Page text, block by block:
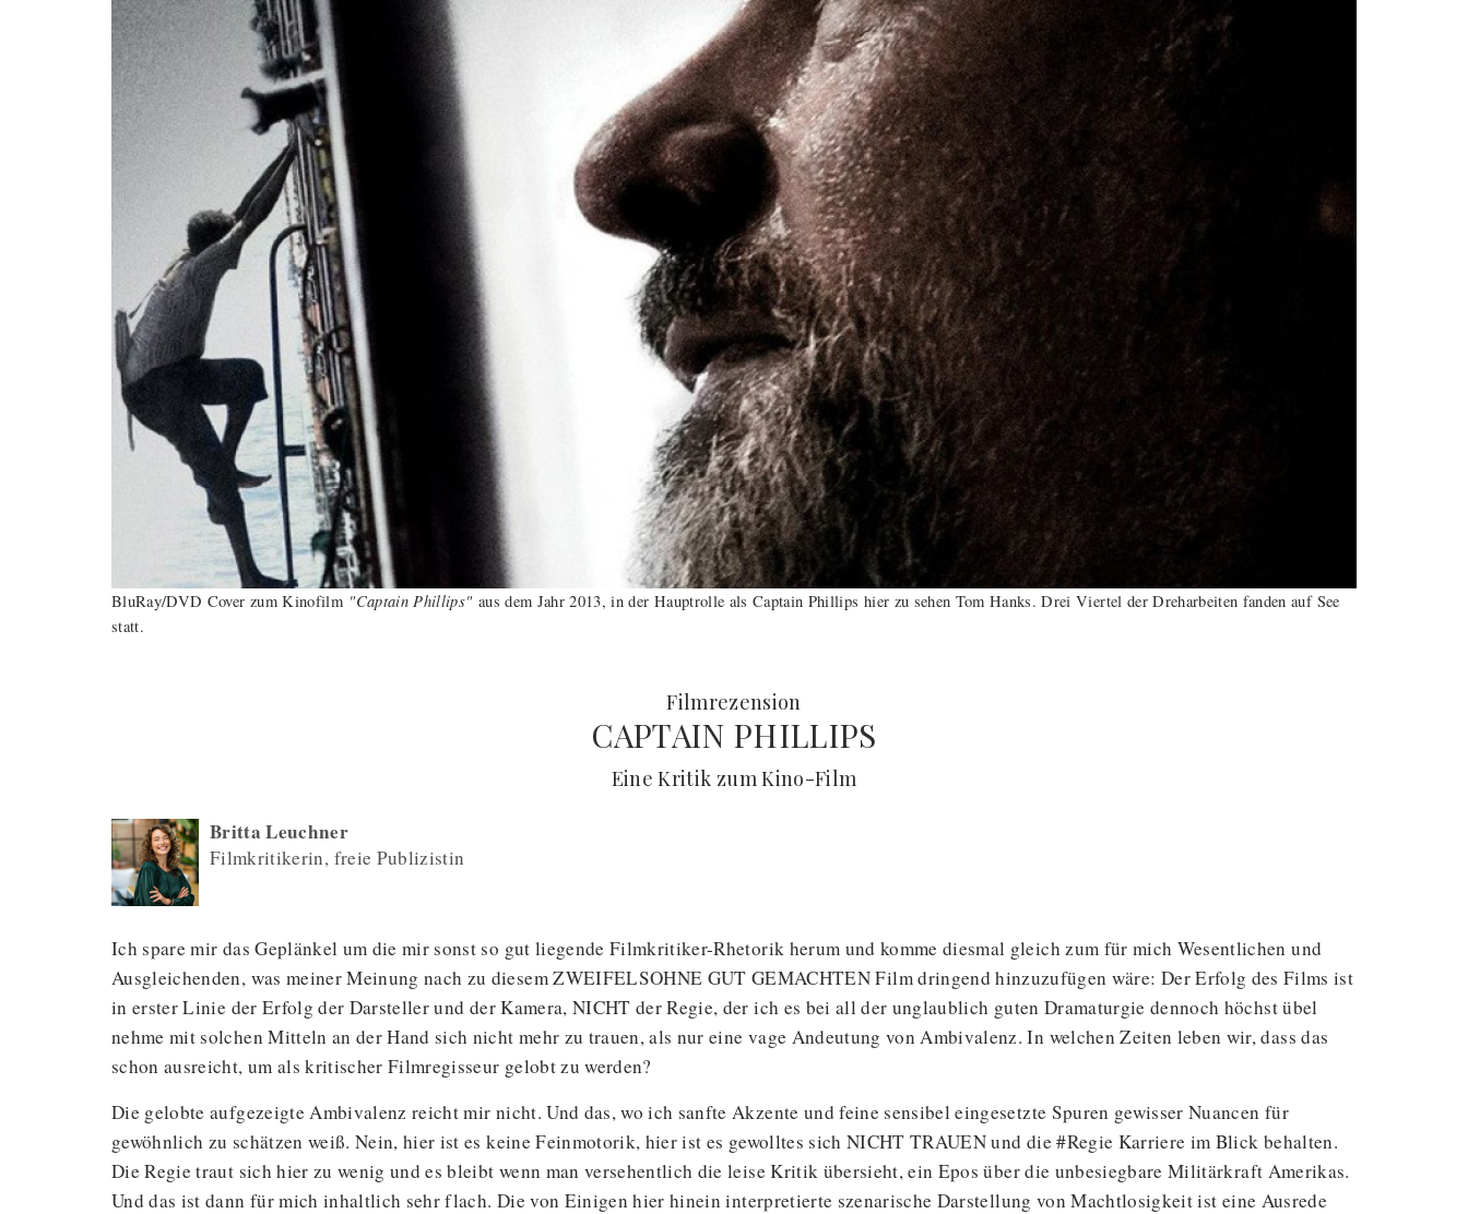
BluRay/DVD Cover zum Kinofilm "Captain Phillips"aus dem Jahr 2013, in der Hauptrolle als Captain Phillips hier zu sehen Tom Hanks. Drei Viertel der Dreharbeiten fanden auf See
statt.
Filmrezension
CAPTAIN PHILLIPS
(
Eine Kritik zum Kino-Film
Britta Leuchner
Filmkritikerin, freie Publizistin
Ich spare mir das Geplänkel um die mir sonst so gut liegende Filmkritiker-Rhetorik herum und komme diesmal gleich zum für mich Wesentlichen und
Ausgleichenden, was meiner Meinung nach zu diesem ZWEIFELSOHNE GUT GEMACHTEN Film dringend hinzuzufügen wäre: Der Erfolg des Films ist
in erster Linie der Erfolg der Darsteller und der Kamera, NICHT der Regie, der ich es bei all der unglaublich guten Dramaturgie dennoch höchst übel
nehme mit solchen Mitteln an der Hand sich nicht mehr zu trauen, als nur eine vage Andeutung von Ambivalenz. In welchen Zeiten leben wir, dass das
schon ausreicht, um als kritischer Filmregisseur gelobt zu werden?
Die gelobte aufgezeigte Ambivalenz reicht mir nicht. Und das, wo ich sanfte Akzente und feine sensibel eingesetzte Spuren gewisser Nuancen für
gewöhnlich zu schätzen weiß. Nein, hier ist es keine Feinmotorik, hier ist es gewolltes sich NICHT TRAUEN und die #Regie Karriere im Blick behalten.
Die Regie traut sich hier zu wenig und es bleibt wenn man versehentlich die leise Kritik übersieht, ein Epos über die unbesiegbare Militärkraft Amerikas.
Und das ist dann für mich inhaltlich sehr flach. Die von Einigen hier hinein interpretierte szenarische Darstellung von Machtlosigkeit ist eine Ausrede